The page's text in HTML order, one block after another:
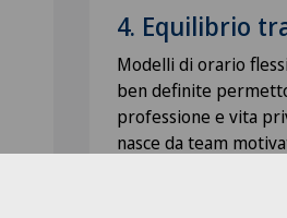
4. Equilibrio
Modelli di orario
ben definite
professione e vita
nasce da team